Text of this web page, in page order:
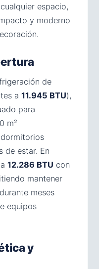
espacio,
y moderno
de
a 11.945 BTU),
para
m²
de estar. En
12.286 BTU con
mantener
meses
equipos
y